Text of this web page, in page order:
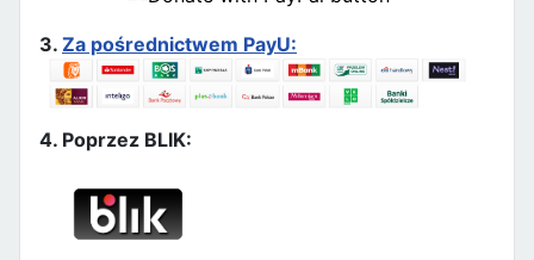
3. Za pośrednictwem PayU:
4. Poprzez BLIK: